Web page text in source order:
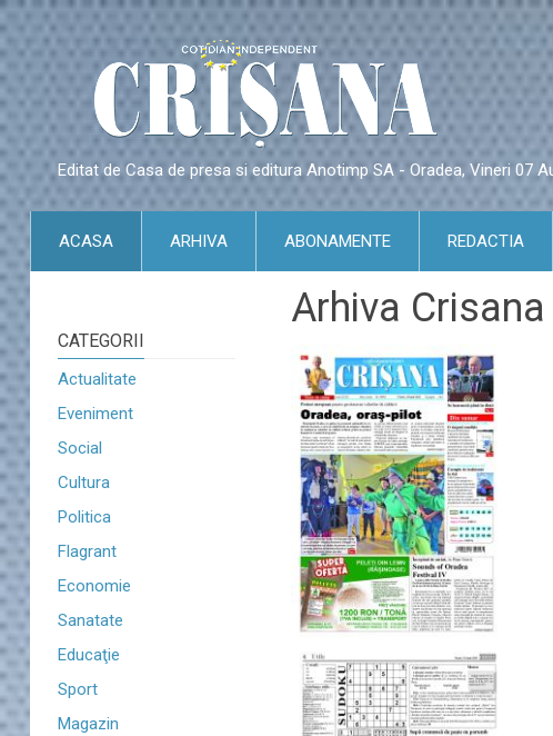
Editat de Casa de presa si editura Anotimp SA - Oradea, Vineri 07
ACASA ARHIVA ABONAMENTE REDACTIA
CATEGORII
Actualitate
Eveniment
Social
Cultura
Politica
Flagrant
Economie
Sanatate
Educaţie
Sport
Magazin
Arhiva